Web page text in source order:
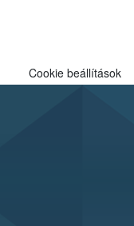
termesztésben is
Cookie beállítások